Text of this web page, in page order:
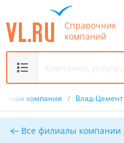
Справочник
компаний
компания / Влад-Цемент
Все филиалы компании